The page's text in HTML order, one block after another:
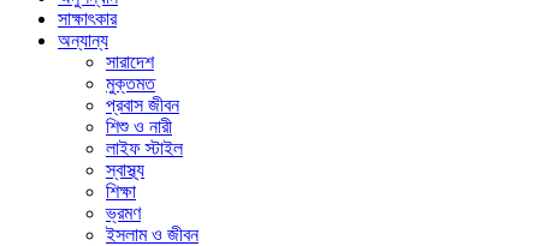
সাক্ষাৎকার
অন্যান্য
সারাদেশ
মুক্তমত
প্রবাস জীবন
শিশু ও নারী
লাইফ স্টাইল
স্বাস্থ্য
শিক্ষা
ভ্রমণ
ইসলাম ও জীবন